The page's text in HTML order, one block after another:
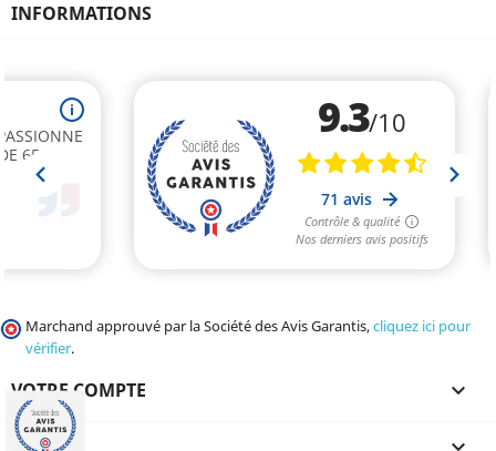
INFORMATIONS
Marchand approuvé par la Société des Avis Garantis,cliquez ici pour
vérifier.
VOTRE COMPTE 